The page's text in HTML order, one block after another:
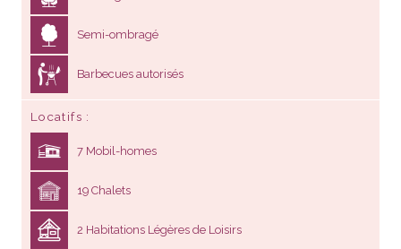
Semi-ombragé
Barbecues autorisés
Locatifs
7 Mobil-homes
19 Chalets
2 Habitations Légères de Loisirs